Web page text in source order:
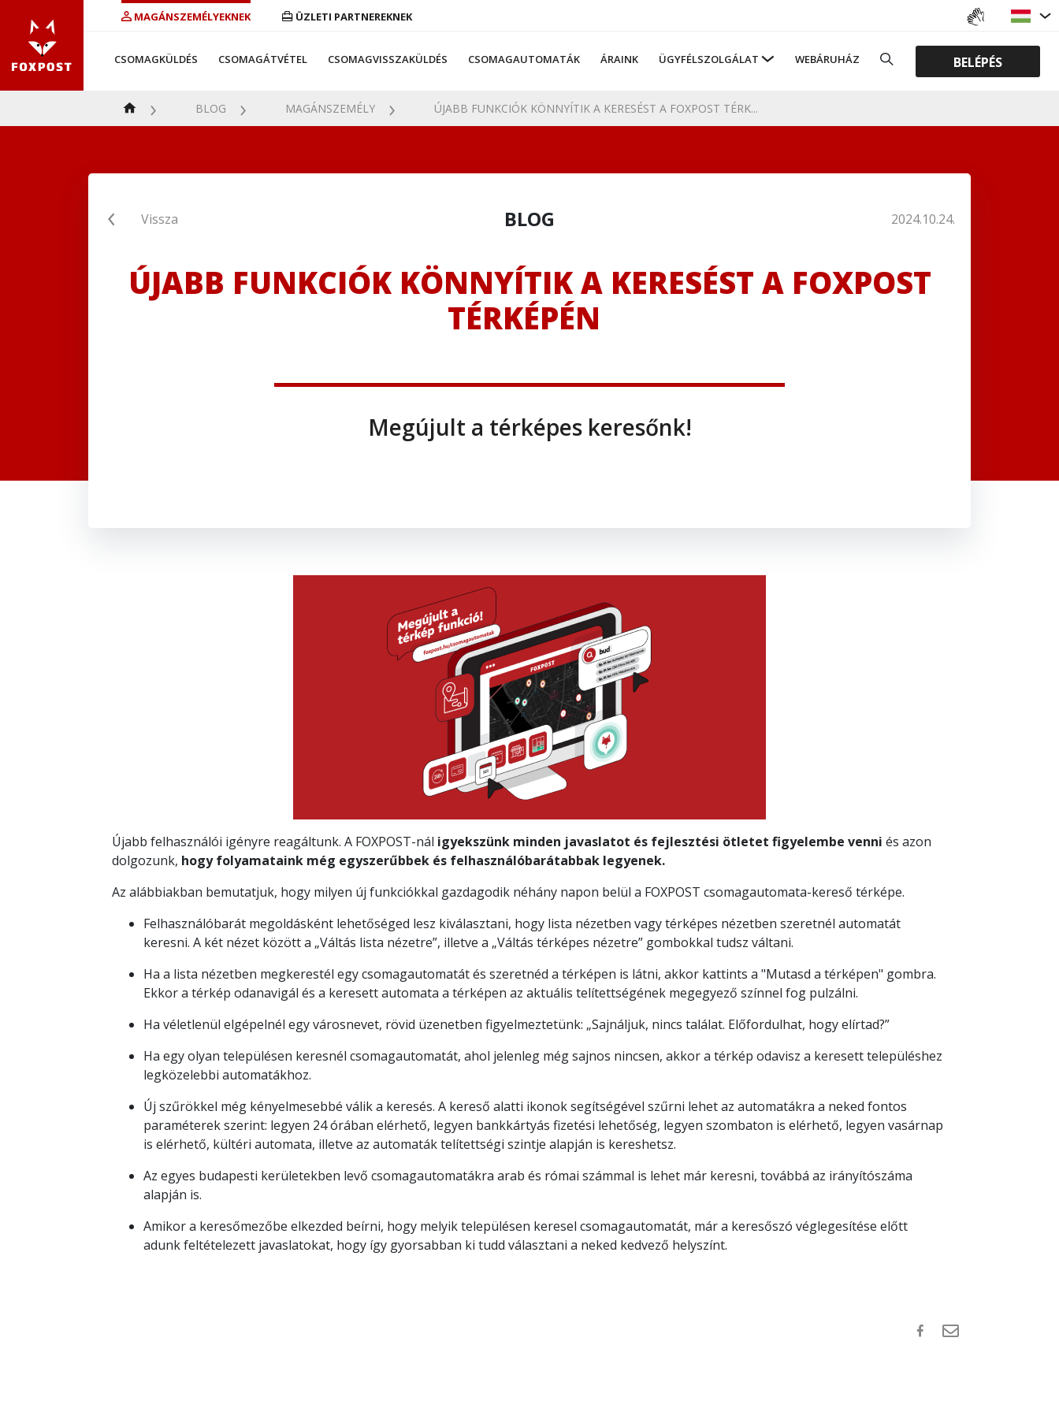
MAGÁNSZEMÉLYEKNEK ÜZLETI PARTNEREKNEK
CSOMAGKÜLDÉS CSOMAGÁTVÉTEL CSOMAGVISSZAKÜLDÉS CSOMAGAUTOMATÁK ÁRAINK ÜGYFÉLSZOLGÁLAT WEBÁRUHÁZ BELÉPÉS
BLOG MAGÁNSZEMÉLY ÚJABB FUNKCIÓK KÖNNYÍTIK A KERESÉST A FOXPOST TÉRK...
Vissza BLOG 2024.10.24.
ÚJABB FUNKCIÓK KÖNNYÍTIK A KERESÉST A FOXPOST
TÉRKÉPÉN
Megújult a térképes keresőnk!
Újabb felhasználói igényre reagáltunk. A FOXPOST-nál igyekszünk minden javaslatot és fejlesztési ötletet figyelembe venni és azon
dolgozunk, hogy folyamataink még egyszerűbbek és felhasználóbarátabbak legyenek.
Az alábbiakban bemutatjuk, hogy milyen új funkciókkal gazdagodik néhány napon belül a FOXPOST csomagautomata-kereső térképe.
Felhasználóbarát megoldásként lehetőséged lesz kiválasztani, hogy lista nézetben vagy térképes nézetben szeretnél automatát
keresni. A két nézet között a „Váltás lista nézetre”, illetve a „Váltás térképes nézetre” gombokkal tudsz váltani.
Ha a lista nézetben megkerestél egy csomagautomatát és szeretnéd a térképen is látni, akkor kattints a "Mutasd a térképen" gombra.
Ekkor a térkép odanavigál és a keresett automata a térképen az aktuális telítettségének megegyező színnel fog pulzálni.
Ha véletlenül elgépelnél egy városnevet, rövid üzenetben figyelmeztetünk: „Sajnáljuk, nincs találat. Előfordulhat, hogy elírtad?”
Ha egy olyan településen keresnél csomagautomatát, ahol jelenleg még sajnos nincsen, akkor a térkép odavisz a keresett településhez
legközelebbi automatákhoz.
Új szűrökkel még kényelmesebbé válik a keresés. A kereső alatti ikonok segítségével szűrni lehet az automatákra a neked fontos
paraméterek szerint: legyen 24 órában elérhető, legyen bankkártyás fizetési lehetőség, legyen szombaton is elérhető, legyen vasárnap
is elérhető, kültéri automata, illetve az automaták telítettségi szintje alapján is kereshetsz.
Az egyes budapesti kerületekben levő csomagautomatákra arab és római számmal is lehet már keresni, továbbá az irányítószáma
alapján is.
Amikor a keresőmezőbe elkezded beírni, hogy melyik településen keresel csomagautomatát, már a keresőszó véglegesítése előtt
adunk feltételezett javaslatokat, hogy így gyorsabban ki tudd választani a neked kedvező helyszínt.